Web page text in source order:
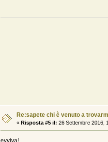
Re:sapete chi è venuto a
« Risposta #5 il: 26 Settembre 2016,